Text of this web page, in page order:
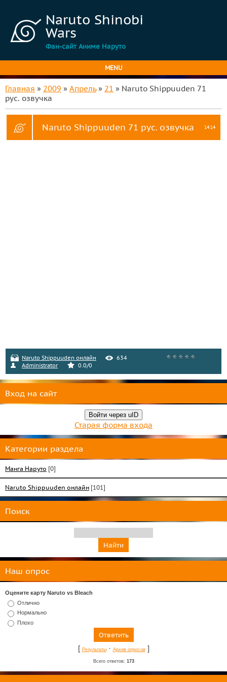
Naruto Shinobi
Wars
Фан-сайт Аниме Наруто
MENU
Главная » 2009 » Апрель » 21 » Naruto Shippuuden 71
рус. озвучка
14:14
Naruto Shippuuden 71 рус. озвучка
Naruto Shippuuden онлайн
634
Administrator
0.0/0
Вход на сайт
Войти через uID
Старая форма входа
Категории раздела
Манга Наруто [0]
Naruto Shippuuden онлайн [101]
Поиск
Наш опрос
Оцените карту Naruto vs Bleach
Отлично
Нормально
Плохо
[ Результаты· Архив опросов]
Всего ответов: 173